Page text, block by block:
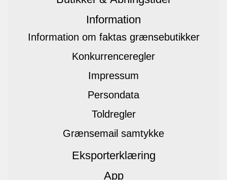
Information
Information om faktas grænsebutikker
Konkurrenceregler
Impressum
Persondata
Toldregler
Grænsemail samtykke
Eksporterklæring
App